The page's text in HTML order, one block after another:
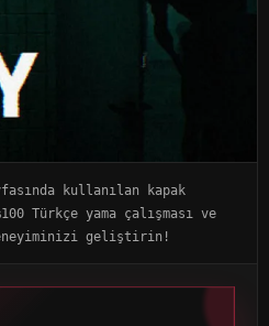
kullanılan kapak
Türkçe yama çalışması ve
geliştirin!